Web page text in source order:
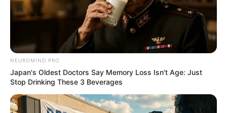
NEUROMIND PRO
Japan's Oldest Doctors Say Memory Loss Isn't Age: Just
Stop Drinking These 3 Beverages